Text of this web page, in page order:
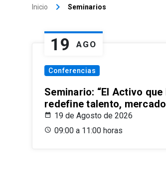
Inicio keyboard_arrow_right Seminarios
19 AGO
Conferencias
Seminario: “El Activo
redefine talento,
19 de Agosto de 2026
09:00 a 11:00 horas